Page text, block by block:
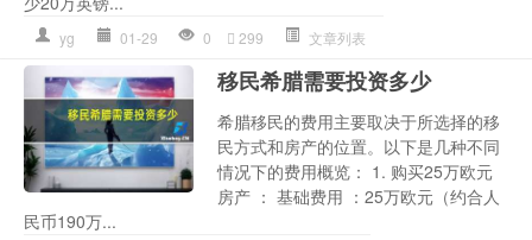
yg 01-29 0 299 文章列表
移民希腊需要投资多少
希腊移民的费用主要取决于所选择的移
民方式和房产的位置。以下是几种不同
情况下的费用概览： 1. 购买25万欧元
房产 ： 基础费用 ：25万欧元（约合人
民币190万...